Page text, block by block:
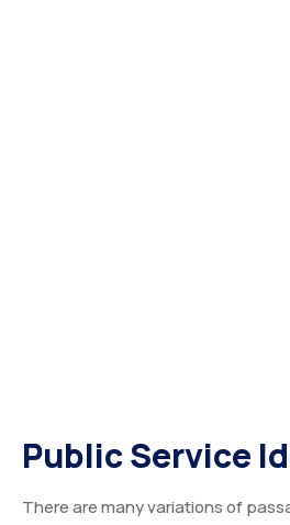
Public Service
There are many variations of